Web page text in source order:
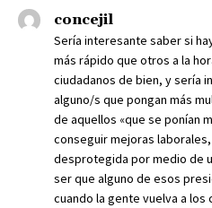
concejil
Sería interesante saber si
más rápido que otros a la
ciudadanos de bien, y sería
alguno/s que pongan más
de aquellos «que se ponían
conseguir mejoras
desprotegida por medio de
ser que alguno de esos
cuando la gente vuelva a